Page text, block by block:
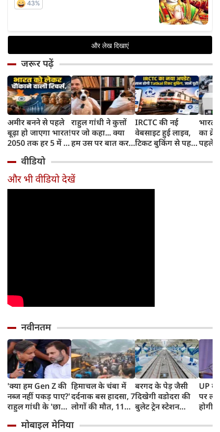
जरूर पढ़ें
अमीर बनने से पहले
बूढ़ा हो जाएगा भारत!
2050 तक हर 5 में 1
साल से ज्यादा उम्र का
राहुल गांधी ने कुत्तों
पर जो कहा... क्या
हम उस पर बात कर
IRCTC की नई
वेबसाइट हुई लाइव,
टिकट बुकिंग से पहले
काम, जानें पूरा
भारत
का
पहले
और
वीडियो
और भी वीडियो देखें
नवीनतम
'क्या हम Gen Z की
नब्ज नहीं पकड़ पाए?'
राहुल गांधी के 'छात्रों
थरूर का बड़ा बयान
हिमाचल के चंबा में
दर्दनाक बस हादसा, 7
लोगों की मौत, 11
बरगद के पेड़ जैसी
दिखेगी वडोदरा की
बुलेट ट्रेन स्टेशन
जैसी सुविधाएं देख रह
UP के
पर
होगी
मीटर
मोबाइल मेनिया